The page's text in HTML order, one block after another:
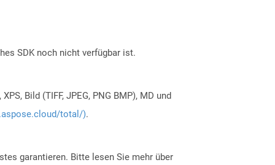
SDK noch nicht verfügbar ist.
Bild (TIFF, JPEG, PNG BMP), MD und
total/).
garantieren. Bitte lesen Sie mehr über